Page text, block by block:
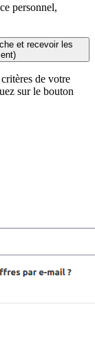
personnel,
et recevoir les
de votre
sur le bouton